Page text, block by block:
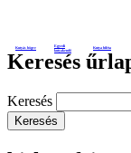
Kutyás bögre
Egyedi
kutyakendő
Kutya biléta
Keresés
Keresés